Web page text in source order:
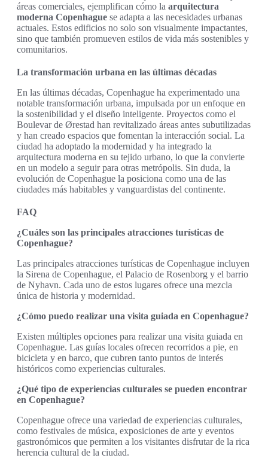
áreas comerciales, ejemplifican cómo la arquitectura
moderna Copenhague se adapta a las necesidades urbanas
actuales. Estos edificios no solo son visualmente impactantes,
sino que también promueven estilos de vida más sostenibles y
comunitarios.
La transformación urbana en las últimas décadas
En las últimas décadas, Copenhague ha experimentado una
notable transformación urbana, impulsada por un enfoque en
la sostenibilidad y el diseño inteligente. Proyectos como el
Boulevar de Ørestad han revitalizado áreas antes subutilizadas
y han creado espacios que fomentan la interacción social. La
ciudad ha adoptado la modernidad y ha integrado la
arquitectura moderna en su tejido urbano, lo que la convierte
en un modelo a seguir para otras metrópolis. Sin duda, la
evolución de Copenhague la posiciona como una de las
ciudades más habitables y vanguardistas del continente.
FAQ
¿Cuáles son las principales atracciones turísticas de
Copenhague?
Las principales atracciones turísticas de Copenhague incluyen
la Sirena de Copenhague, el Palacio de Rosenborg y el barrio
de Nyhavn. Cada uno de estos lugares ofrece una mezcla
única de historia y modernidad.
¿Cómo puedo realizar una visita guiada en Copenhague?
Existen múltiples opciones para realizar una visita guiada en
Copenhague. Las guías locales ofrecen recorridos a pie, en
bicicleta y en barco, que cubren tanto puntos de interés
históricos como experiencias culturales.
¿Qué tipo de experiencias culturales se pueden encontrar
en Copenhague?
Copenhague ofrece una variedad de experiencias culturales,
como festivales de música, exposiciones de arte y eventos
gastronómicos que permiten a los visitantes disfrutar de la rica
herencia cultural de la ciudad.